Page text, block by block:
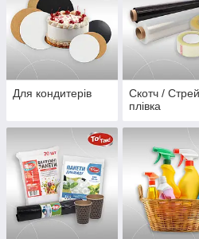
Для кондитерів
Скотч /
плівка